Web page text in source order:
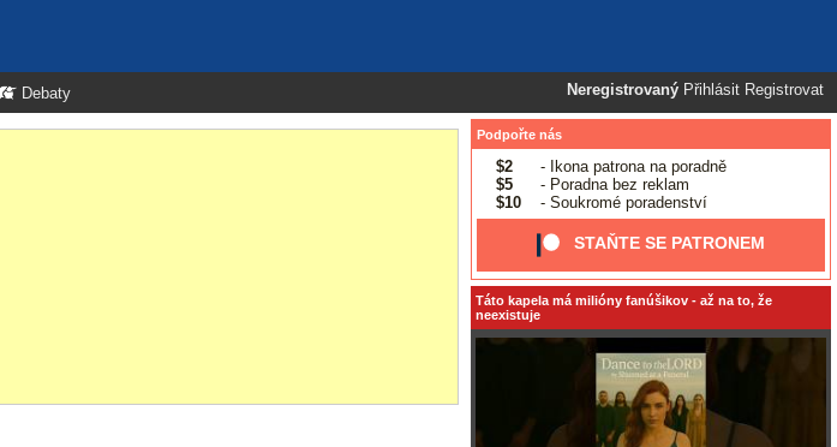
Neregistrovaný Přihlásit Registrovat
Debaty
Podpořte nás
$2
- Ikona patrona na poradně
$5
- Poradna bez reklam
$10
- Soukromé poradenství
STAŇTE SE PATRONEM
Táto kapela má milióny fanúšikov - až na to, že
neexistuje